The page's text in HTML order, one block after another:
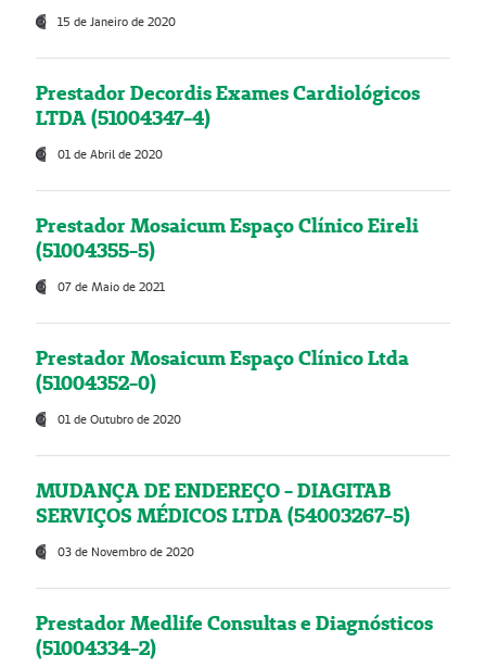
15 de Janeiro de 2020
Prestador Decordis Exames Cardiológicos
LTDA (51004347-4)
01 de Abril de 2020
Prestador Mosaicum Espaço Clínico Eireli
(51004355-5)
07 de Maio de 2021
Prestador Mosaicum Espaço Clínico Ltda
(51004352-0)
01 de Outubro de 2020
MUDANÇA DE ENDEREÇO - DIAGITAB
SERVIÇOS MÉDICOS LTDA (54003267-5)
03 de Novembro de 2020
Prestador Medlife Consultas e Diagnósticos
(51004334-2)